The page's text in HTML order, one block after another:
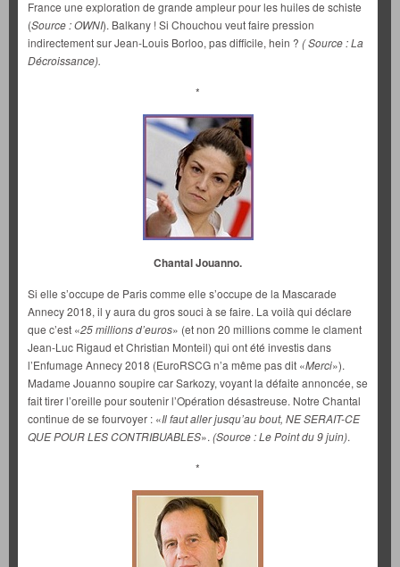
France une exploration de grande ampleur pour les huiles de schiste
(Source : OWNI). Balkany ! Si Chouchou veut faire pression
indirectement sur Jean-Louis Borloo, pas difficile, hein ? ( Source : La
Décroissance).
*
Chantal Jouanno.
Si elle s’occupe de Paris comme elle s’occupe de la Mascarade
Annecy 2018, il y aura du gros souci à se faire. La voilà qui déclare
que c’est «25 millions d’euros» (et non 20 millions comme le clament
Jean-Luc Rigaud et Christian Monteil) qui ont été investis dans
l’Enfumage Annecy 2018 (EuroRSCG n’a même pas dit «Merci»).
Madame Jouanno soupire car Sarkozy, voyant la défaite annoncée, se
fait tirer l’oreille pour soutenir l’Opération désastreuse. Notre Chantal
continue de se fourvoyer : «Il faut aller jusqu’au bout, NE SERAIT-CE
QUE POUR LES CONTRIBUABLES». (Source : Le Point du 9 juin).
*